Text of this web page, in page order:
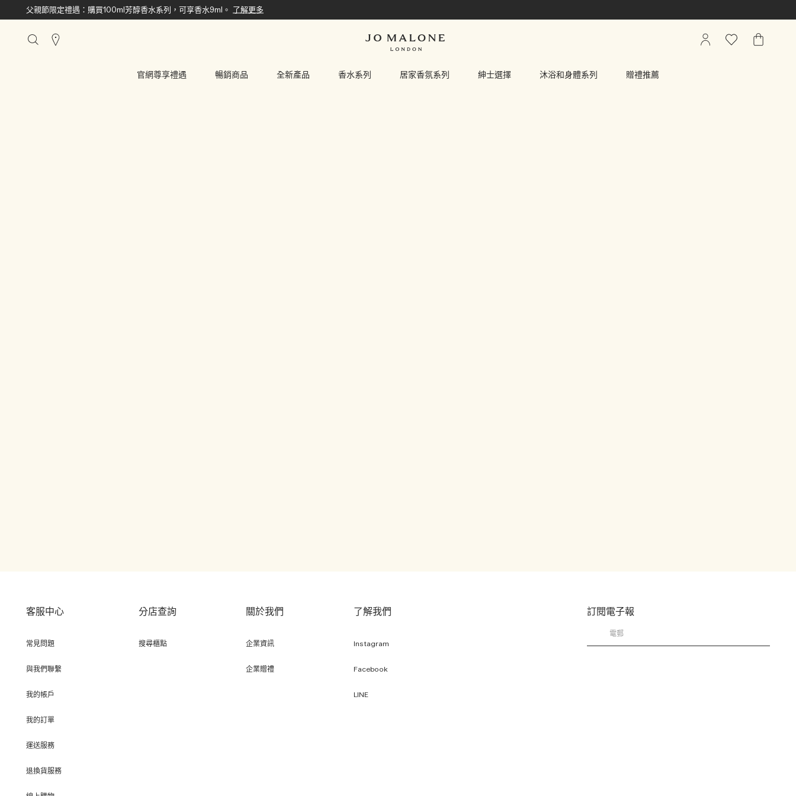
父親節限定禮遇：購買100ml芳醇香水系列，可享香水9ml。 了解更多
官網尊享禮遇 暢銷商品 全新產品 香水系列 居家香氛系列 紳士選擇 沐浴和身體系列 贈禮推薦
搜
我
心
我
訂閱電子報
客服中心
常見問題
與我們聯繫
我的帳戶
我的訂單
運送服務
退換貨服務
分店查詢
搜尋櫃點
關於我們
企業資訊
企業贈禮
了解我們
Instagram
Facebook
LINE